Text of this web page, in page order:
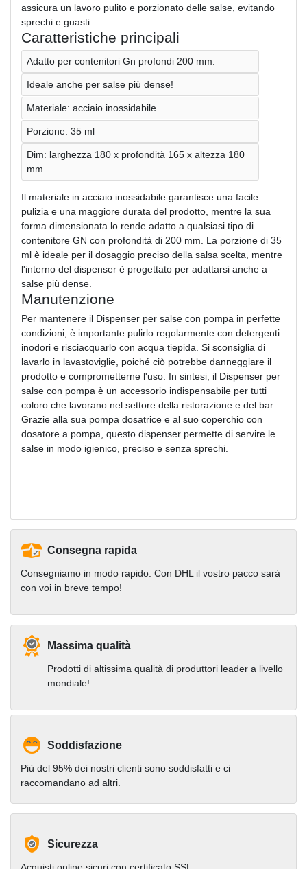
assicura un lavoro pulito e porzionato delle salse, evitando
sprechi e guasti.
Caratteristiche principali
Adatto per contenitori Gn profondi 200 mm.
Ideale anche per salse più dense!
Materiale: acciaio inossidabile
Porzione: 35 ml
Dim: larghezza 180 x profondità 165 x altezza 180
mm
Il materiale in acciaio inossidabile garantisce una facile
pulizia e una maggiore durata del prodotto, mentre la sua
forma dimensionata lo rende adatto a qualsiasi tipo di
contenitore GN con profondità di 200 mm. La porzione di 35
ml è ideale per il dosaggio preciso della salsa scelta, mentre
l'interno del dispenser è progettato per adattarsi anche a
salse più dense.
Manutenzione
Per mantenere il Dispenser per salse con pompa in perfette
condizioni, è importante pulirlo regolarmente con detergenti
inodori e risciacquarlo con acqua tiepida. Si sconsiglia di
lavarlo in lavastoviglie, poiché ciò potrebbe danneggiare il
prodotto e comprometterne l'uso. In sintesi, il Dispenser per
salse con pompa è un accessorio indispensabile per tutti
coloro che lavorano nel settore della ristorazione e del bar.
Grazie alla sua pompa dosatrice e al suo coperchio con
dosatore a pompa, questo dispenser permette di servire le
salse in modo igienico, preciso e senza sprechi.
Consegna rapida
Consegniamo in modo rapido. Con DHL il vostro pacco sarà
con voi in breve tempo!
Massima qualità
Prodotti di altissima qualità di produttori leader a livello
mondiale!
Soddisfazione
Più del 95% dei nostri clienti sono soddisfatti e ci
raccomandano ad altri.
Sicurezza